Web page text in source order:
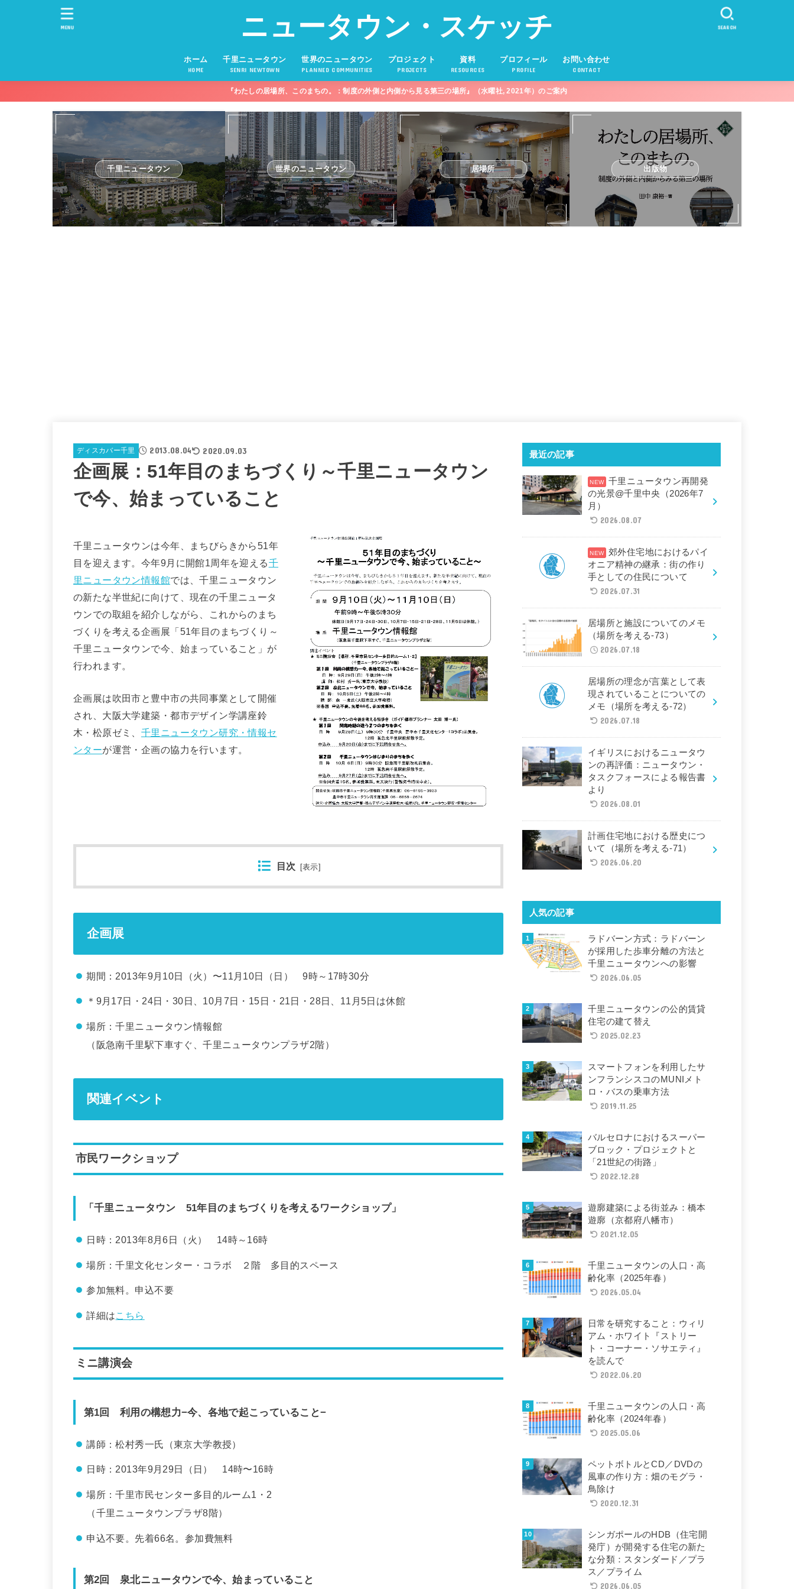
ニュータウン・スケッチ
ホーム
HOME
千里ニュータウン
SENRI NEWTOWN
世界のニュータウン
PLANNED COMMUNITIES
プロジェクト
PROJECTS
資料
RESOURCES
プロフィール
PROFILE
お問い合わせ
CONTACT
SEARCH
MENU
『わたしの居場所、このまちの。：制度の外側と内側から見る第三の場所』（水曜社, 2021年）のご案内
千里ニュータウン 世界のニュータウン 居場所 出版物
ディスカバー千里 2013.08.04 2020.09.03
企画展：51年目のまちづくり～千里ニュータウン
で今、始まっていること
千里ニュータウンは今年、まちびらきから51年
目を迎えます。今年9月に開館1周年を迎える千
里ニュータウン情報館では、千里ニュータウン
の新たな半世紀に向けて、現在の千里ニュータ
ウンでの取組を紹介しながら、これからのまち
づくりを考える企画展「51年目のまちづくり～
千里ニュータウンで今、始まっていること」が
行われます。
企画展は吹田市と豊中市の共同事業として開催
され、大阪大学建築・都市デザイン学講座鈴
木・松原ゼミ、 千里ニュータウン研究・情報セ
ンターが運営・企画の協力を行います。
目次 [表示
企画展
期間：2013年9月10日（火）〜11月10日（日） 9時～17時30分
＊9月17日・24日・30日、10月7日・15日・21日・28日、11月5日は休館
場所：千里ニュータウン情報館
（阪急南千里駅下車すぐ、千里ニュータウンプラザ2階）
関連イベント
市民ワークショップ
「千里ニュータウン 51年目のまちづくりを考えるワークショップ」
日時：2013年8月6日（火） 14時～16時
場所：千里文化センター・コラボ ２階 多目的スペース
参加無料。申込不要
詳細はこちら
ミニ講演会
第1回 利用の構想力−今、各地で起こっていること−
講師：松村秀一氏（東京大学教授）
日時：2013年9月29日（日） 14時〜16時
場所：千里市民センター多目的ルーム1・2
（千里ニュータウンプラザ8階）
申込不要。先着66名。参加費無料
第2回 泉北ニュータウンで今、始まっていること
最近の記事
千里ニュータウン再開発
の光景@千里中央（2026年7
月）
2026.08.07
郊外住宅地におけるパイ
オニア精神の継承：街の作り
手としての住民について
2026.07.31
居場所と施設についてのメモ
（場所を考える-73）
2026.07.18
居場所の理念が言葉として表
現されていることについての
メモ（場所を考える-72）
2026.07.18
イギリスにおけるニュータウ
ンの再評価：ニュータウン・
タスクフォースによる報告書
より
2026.08.01
計画住宅地における歴史につ
いて（場所を考える-71）
2026.06.20
人気の記事
ラドバーン方式：ラドバーン
が採用した歩車分離の方法と
千里ニュータウンへの影響
2026.06.05
千里ニュータウンの公的賃貸
住宅の建て替え
2025.02.23
スマートフォンを利用したサ
ンフランシスコのMUNIメト
ロ・バスの乗車方法
2019.11.25
バルセロナにおけるスーパー
ブロック・プロジェクトと
「21世紀の街路」
2022.12.28
遊廓建築による街並み：橋本
遊廓（京都府八幡市）
2021.12.05
千里ニュータウンの人口・高
齢化率（2025年春）
2026.05.04
日常を研究すること：ウィリ
アム・ホワイト『ストリー
ト・コーナー・ソサエティ』
を読んで
2022.06.20
千里ニュータウンの人口・高
齢化率（2024年春）
2025.05.06
ペットボトルとCD／DVDの
風車の作り方：畑のモグラ・
鳥除け
2020.12.31
シンガポールのHDB（住宅開
発庁）が開発する住宅の新た
な分類：スタンダード／プラ
ス／プライム
2026.06.05